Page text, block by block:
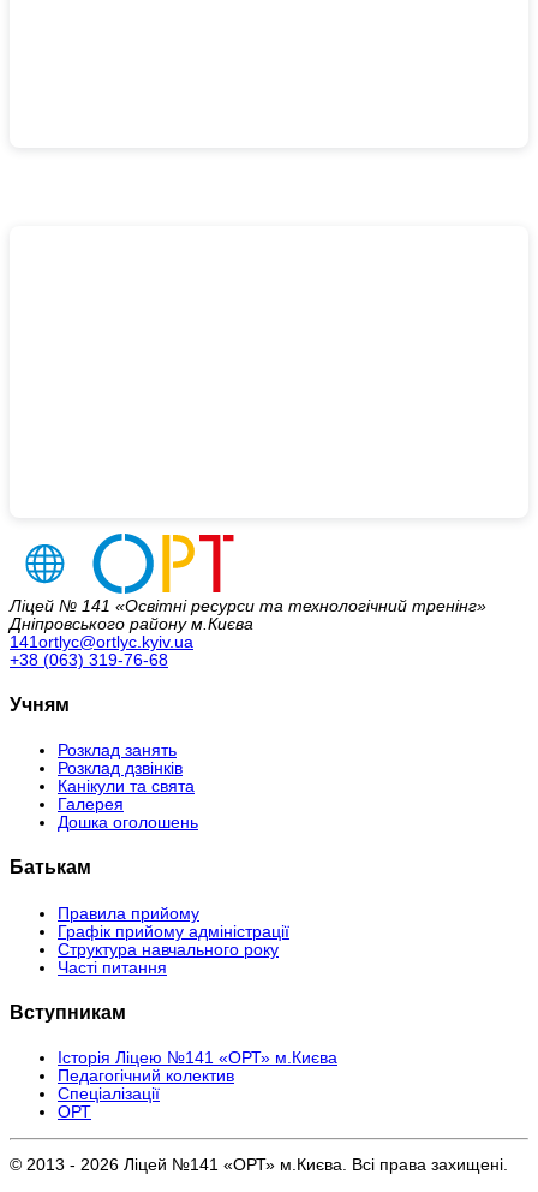
Ліцей № 141 «Освітні ресурси та технологічний тренінг»
Дніпровського району м.Києва
141ortlyc@ortlyc.kyiv.ua
+38 (063) 319-76-68
Учням
Розклад занять
Розклад дзвінків
Канікули та свята
Галерея
Дошка оголошень
Батькам
Правила прийому
Графік прийому адміністрації
Структура навчального року
Часті питання
Вступникам
Історія Ліцею №141 «ОРТ» м.Києва
Педагогічний колектив
Спеціалізації
ОРТ
© 2013 - 2026 Ліцей №141 «ОРТ» м.Києва. Всі права захищені.